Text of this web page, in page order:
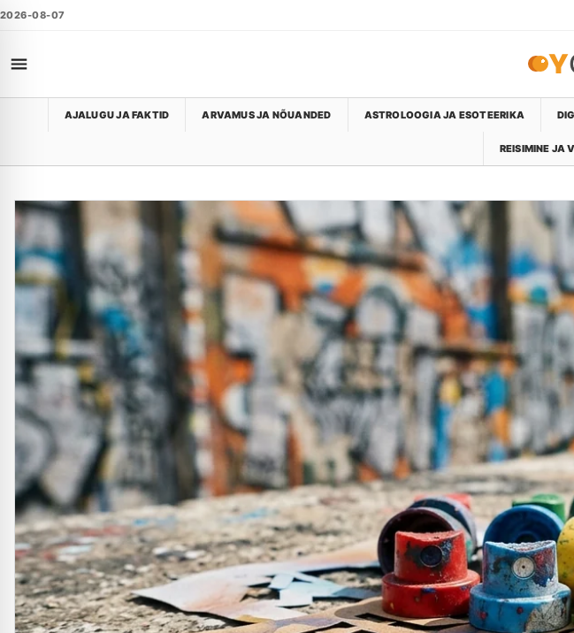
2026-08-07
AJALUGU JA FAKTID ARVAMUS JA NÕUANDED ASTROLOOGIA JA ESOTEERIKA
REISIMINE JA